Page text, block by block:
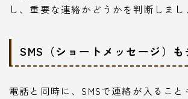
し、重要な連絡かどうかを判断しまし
SMS（ショートメッセージ）も
電話と同時に、SMSで連絡が入ること